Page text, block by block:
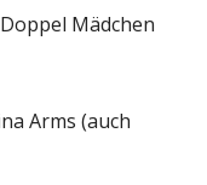
Mädchen
Arms (auch